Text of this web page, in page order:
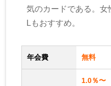
気のカードである。
Lもおすすめ。
年会費 無料
1.0％〜